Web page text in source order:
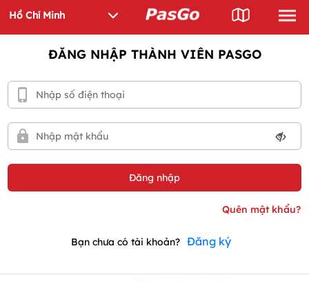
ĐĂNG NHẬP THÀNH VIÊN PASGO
Bạn chưa có tài khoản? Đăng ký